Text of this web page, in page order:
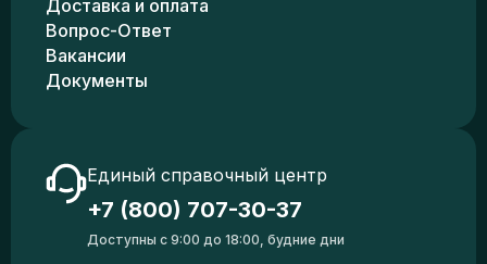
Доставка и оплата
Вопрос-Ответ
Вакансии
Документы
Единый справочный центр
+7 (800) 707-30-37
Доступны с 9:00 до 18:00, будние дни